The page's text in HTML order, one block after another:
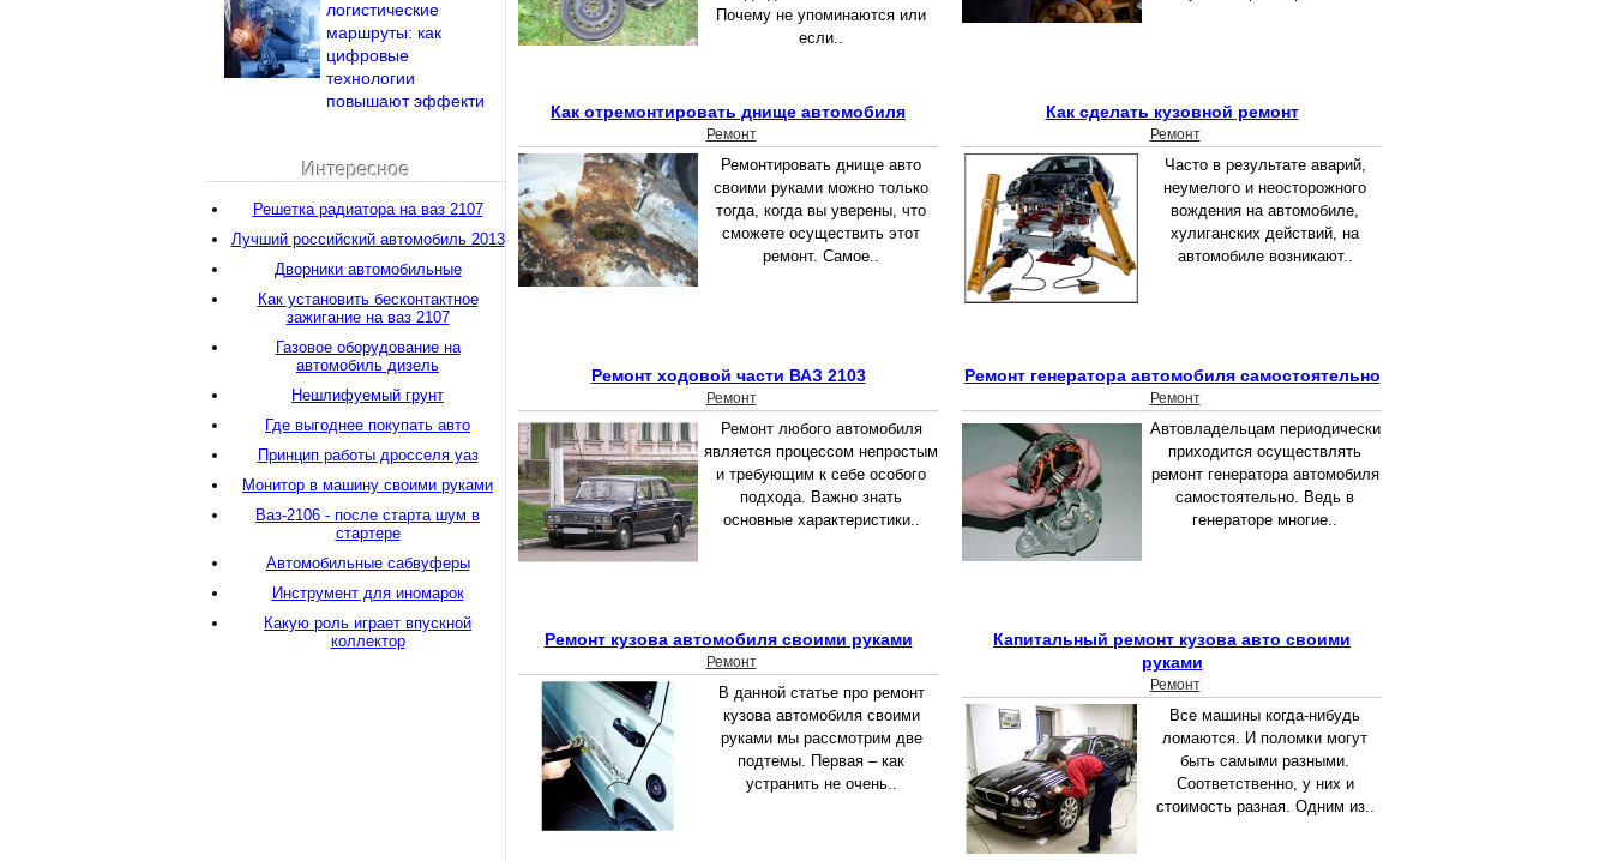
Почему не упоминаются или
если..
Как отремонтировать днище автомобиля
Ремонт
Ремонтировать днище авто
своими руками можно только
тогда, когда вы уверены, что
сможете осуществить этот
ремонт. Самое..
Как сделать кузовной ремонт
Ремонт
Часто в результате аварий,
неумелого и неосторожного
вождения на автомобиле,
хулиганских действий, на
автомобиле возникают..
Ремонт ходовой части ВАЗ 2103
Ремонт
Ремонт любого автомобиля
является процессом непростым
и требующим к себе особого
подхода. Важно знать
основные характеристики..
Ремонт генератора автомобиля самостоятельно
Ремонт
Автовладельцам периодически
приходится осуществлять
ремонт генератора автомобиля
самостоятельно. Ведь в
генераторе многие..
Ремонт кузова автомобиля своими руками
Ремонт
В данной статье про ремонт
кузова автомобиля своими
руками мы рассмотрим две
подтемы. Первая – как
устранить не очень..
Капитальный ремонт кузова авто своими
руками
Ремонт
Все машины когда-нибудь
ломаются. И поломки могут
быть самыми разными.
Соответственно, у них и
стоимость разная. Одним из..
логистические
маршруты: как
цифровые
технологии
повышают эффекти
Интересное
Решетка радиатора на ваз 2107
Лучший российский автомобиль 2013
Дворники автомобильные
Как установить бесконтактное
зажигание на ваз 2107
Газовое оборудование на
автомобиль дизель
Нешлифуемый грунт
Где выгоднее покупать авто
Принцип работы дросселя уаз
Монитор в машину своими руками
Ваз-2106 - после старта шум в
стартере
Автомобильные сабвуферы
Инструмент для иномарок
Какую роль играет впускной
коллектор